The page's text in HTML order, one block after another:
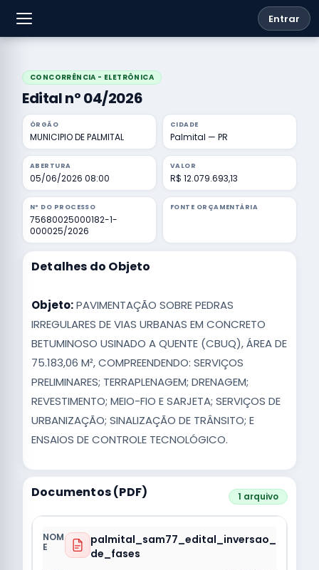
Entrar
CONCORRÊNCIA - ELETRÔNICA
Edital nº 04/2026
ÓRGÃO
MUNICIPIO DE PALMITAL
CIDADE
Palmital — PR
ABERTURA
05/06/2026 08:00
VALOR
R$ 12.079.693,13
Nº DO PROCESSO
75680025000182-1-
000025/2026
FONTE ORÇAMENTÁRIA
Detalhes do Objeto
Objeto:PAVIMENTAÇÃO SOBRE PEDRAS
IRREGULARES DE VIAS URBANAS EM CONCRETO
BETUMINOSO USINADO A QUENTE (CBUQ), ÁREA DE
75.183,06 M², COMPREENDENDO: SERVIÇOS
PRELIMINARES; TERRAPLENAGEM; DRENAGEM;
REVESTIMENTO; MEIO-FIO E SARJETA; SERVIÇOS DE
URBANIZAÇÃO; SINALIZAÇÃO DE TRÂNSITO; E
ENSAIOS DE CONTROLE TECNOLÓGICO.
Documentos (PDF) 1 arquivo
palmital_sam77_edital_inversao_
de_fases